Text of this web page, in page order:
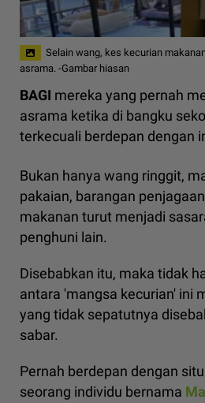
Selain wang, kes kecurian
asrama. -Gambar hiasan
BAGI mereka yang pernah
asrama ketika di bangku
terkecuali berdepan dengan
Bukan hanya wang ringgit,
pakaian, barangan
makanan turut menjadi
penghuni lain.
Disebabkan itu, maka tidak
antara 'mangsa kecurian' ini
yang tidak sepatutnya
sabar.
Pernah berdepan dengan
seorang individu bernama